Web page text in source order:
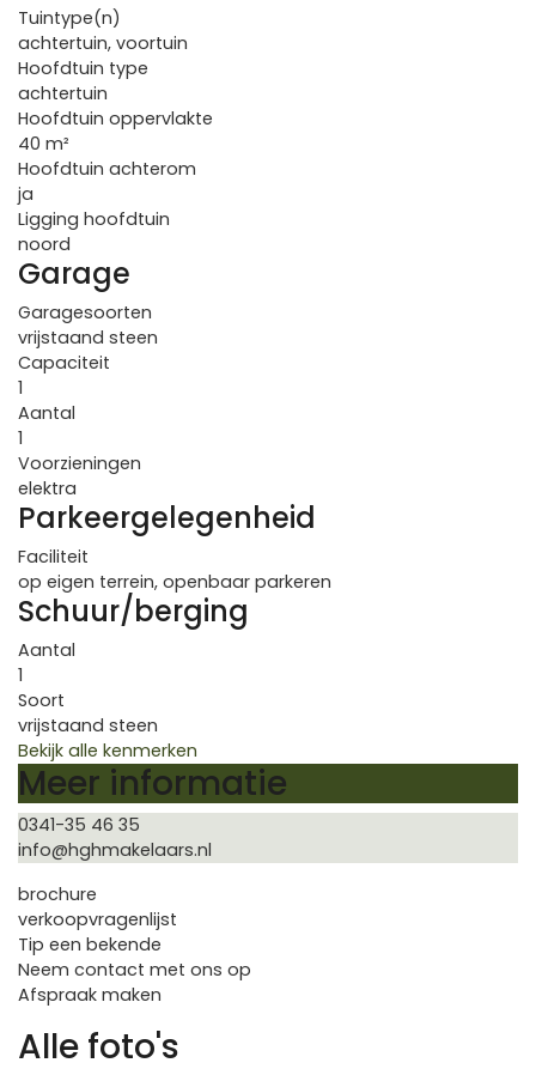
Tuintype(n)
achtertuin, voortuin
Hoofdtuin type
achtertuin
Hoofdtuin oppervlakte
40 m²
Hoofdtuin achterom
ja
Ligging hoofdtuin
noord
Garage
Garagesoorten
vrijstaand steen
Capaciteit
1
Aantal
1
Voorzieningen
elektra
Parkeergelegenheid
Faciliteit
op eigen terrein, openbaar parkeren
Schuur/berging
Aantal
1
Soort
vrijstaand steen
Bekijk alle kenmerken
Meer informatie
0341-35 46 35
info@hghmakelaars.nl
brochure
verkoopvragenlijst
Tip een bekende
Neem contact met ons op
Afspraak maken
Alle foto's